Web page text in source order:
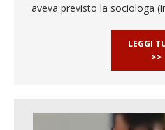
aveva previsto la sociologa
LEGGI
>>